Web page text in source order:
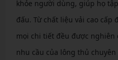
khỏe người dùng, giúp họ
đấu. Từ chất liệu vải cao cấp
mọi chi tiết đều được nghiên
nhu cầu của lông thủ